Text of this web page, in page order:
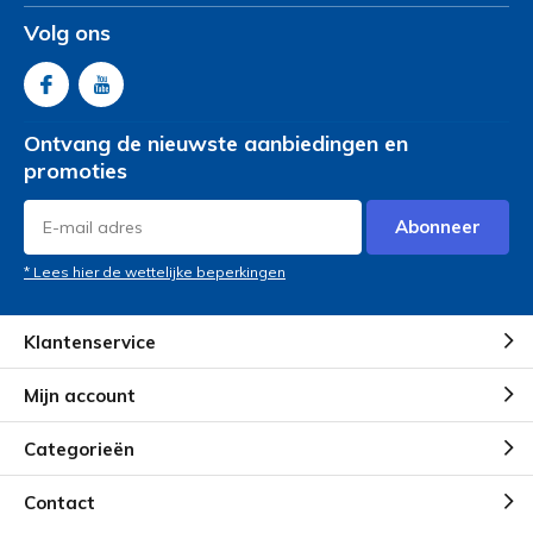
DoorJ vanPelt
Prachtig stabiel product,loopt geweldig,buiten,lekker
DoorSylvia Postma- 24-05-2026 12:47
Hele fijne en lichte rollator
DoorTruus v Dijk.
4 / 5
Fijne rollator. alleen jammer dat de tas wat klein is.
DoorJan uit Tilburg- 28-04-2026 11:10
Volg ons
Ontvang de nieuwste aanbiedingen en
promoties
Abonneer
* Lees hier de wettelijke beperkingen
Klantenservice
Mijn account
Categorieën
Contact